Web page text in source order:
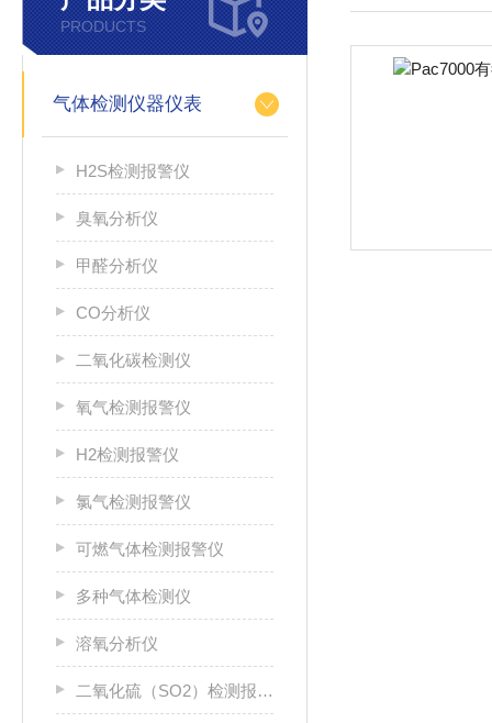
PRODUCTS
气体检测仪器仪表
H2S检测报警仪
臭氧分析仪
甲醛分析仪
CO分析仪
二氧化碳检测仪
氧气检测报警仪
H2检测报警仪
氯气检测报警仪
可燃气体检测报警仪
多种气体检测仪
溶氧分析仪
二氧化硫（SO2）检测报警仪